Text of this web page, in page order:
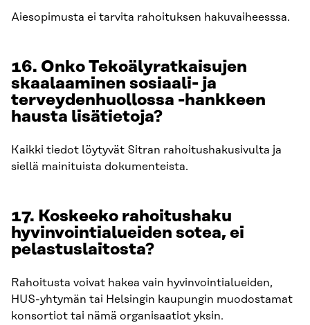
Aiesopimusta ei tarvita rahoituksen hakuvaiheesssa.
16. Onko Tekoälyratkaisujen
skaalaaminen sosiaali- ja
terveydenhuollossa -hankkeen
hausta lisätietoja?
Kaikki tiedot löytyvät Sitran rahoitushakusivulta ja
siellä mainituista dokumenteista.
17. Koskeeko rahoitushaku
hyvinvointialueiden sotea, ei
pelastuslaitosta?
Rahoitusta voivat hakea vain hyvinvointialueiden,
HUS-yhtymän tai Helsingin kaupungin muodostamat
konsortiot tai nämä organisaatiot yksin.